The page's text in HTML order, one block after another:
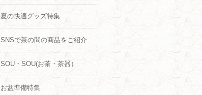
夏の快適グッズ特集
SNSで茶の間の商品をご紹介
SOU・SOU(お茶・茶器）
お盆準備特集